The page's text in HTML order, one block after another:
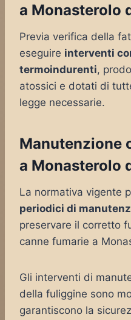
a Monasterolo
Previa verifica della
eseguire interventi
termoindurenti,
atossici e dotati di
legge necessarie.
Manutenzione
a Monasterolo
La normativa vigente
periodici di
preservare il corretto
canne fumarie a
Gli interventi di
della fuliggine sono
garantiscono la